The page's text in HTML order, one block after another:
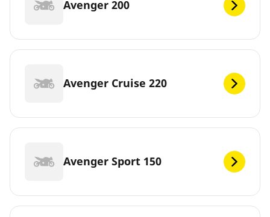
Avenger 200
Avenger Cruise 220
Avenger Sport 150